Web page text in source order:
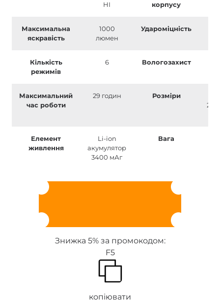
HI
корпусу
Максимальна
яскравість
1000
люмен
Удароміцність
Кількість
режимів
6 Вологозахист
Максимальний
час роботи
29 годин Розміри
Елемент
живлення
Li-ion
акумулятор
3400 мАг
Вага
Знижка 5% за промокодом:
F5
копіювати